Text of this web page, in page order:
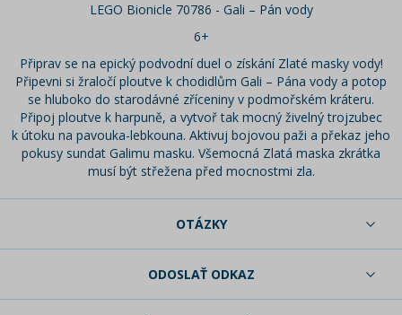
LEGO Bionicle 70786 - Gali – Pán vody
6+
Připrav se na epický podvodní duel o získání Zlaté masky vody!
Připevni si žraločí ploutve k chodidlům Gali – Pána vody a potop
se hluboko do starodávné zříceniny v podmořském kráteru.
Připoj ploutve k harpuně, a vytvoř tak mocný živelný trojzubec
k útoku na pavouka-lebkouna. Aktivuj bojovou paži a překaz jeho
pokusy sundat Galimu masku. Všemocná Zlatá maska zkrátka
musí být střežena před mocnostmi zla.
OTÁZKY
ODOSLAŤ ODKAZ